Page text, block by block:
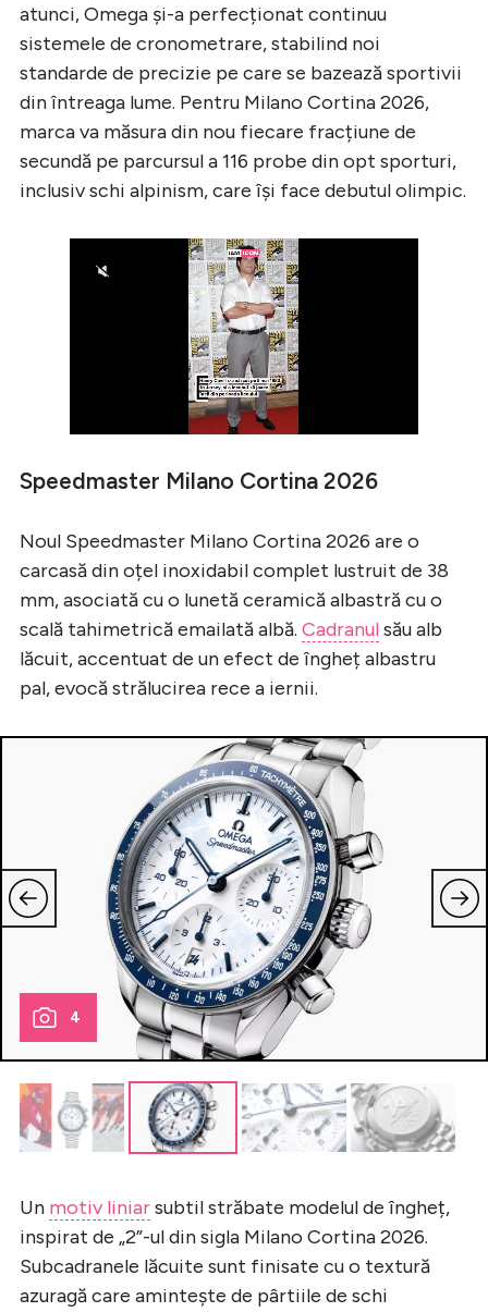
atunci, Omega și-a perfecționat continuu
sistemele de cronometrare, stabilind noi
standarde de precizie pe care se bazează sportivii
din întreaga lume. Pentru Milano Cortina 2026,
marca va măsura din nou fiecare fracțiune de
secundă pe parcursul a 116 probe din opt sporturi,
inclusiv schi alpinism, care își face debutul olimpic.
Speedmaster Milano Cortina 2026
Noul Speedmaster Milano Cortina 2026 are o
carcasă din oțel inoxidabil complet lustruit de 38
mm, asociată cu o lunetă ceramică albastră cu o
scală tahimetrică emailată albă. Cadranulsău alb
lăcuit, accentuat de un efect de îngheț albastru
pal, evocă strălucirea rece a iernii.
4
Un motiv liniarsubtil străbate modelul de îngheț,
inspirat de „2”-ul din sigla Milano Cortina 2026.
Subcadranele lăcuite sunt finisate cu o textură
azuragă care amintește de pârtiile de schi